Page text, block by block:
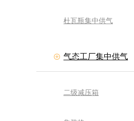
杜瓦瓶集中供气
气态工厂集中供气
二级减压箱